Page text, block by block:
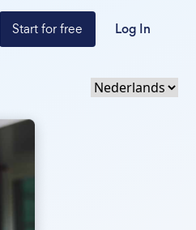
Start for free Log In